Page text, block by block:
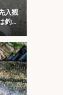
入観
釣れ